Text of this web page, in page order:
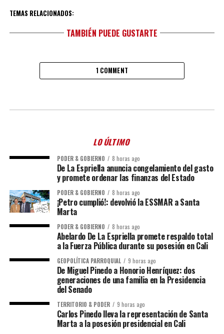
TEMAS RELACIONADOS:
TAMBIÉN PUEDE GUSTARTE
1 COMMENT
LO ÚLTIMO
PODER & GOBIERNO 8 horas ago
De La Espriella anuncia congelamiento del gasto
y promete ordenar las finanzas del Estado
PODER & GOBIERNO 8 horas ago
¡Petro cumplió!: devolvió la ESSMAR a Santa
Marta
PODER & GOBIERNO 8 horas ago
Abelardo De La Espriella promete respaldo total
a la Fuerza Pública durante su posesión en Cali
GEOPOLÍTICA PARROQUIAL 9 horas ago
De Miguel Pinedo a Honorio Henríquez: dos
generaciones de una familia en la Presidencia
del Senado
TERRITORIO & PODER 9 horas ago
Carlos Pinedo lleva la representación de Santa
Marta a la posesión presidencial en Cali